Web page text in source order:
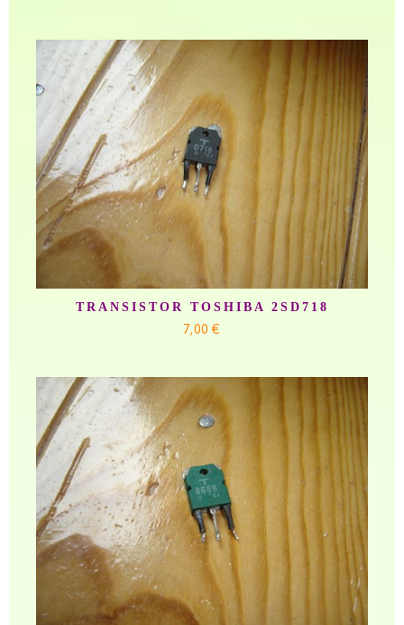
TRANSISTOR TOSHIBA 2SD718
7,00 €